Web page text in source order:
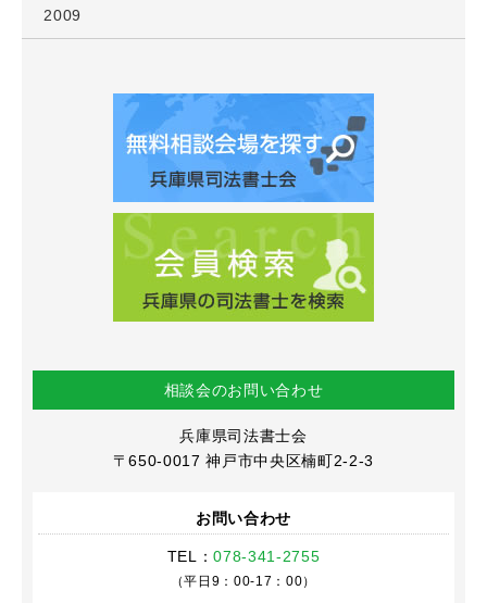
2009
相談会のお問い合わせ
兵庫県司法書士会
〒650-0017 神戸市中央区楠町2-2-3
お問い合わせ
TEL：078-341-2755
（平日9：00-17：00）